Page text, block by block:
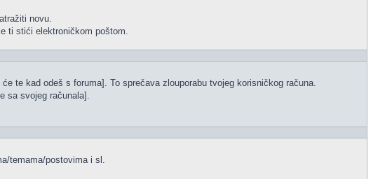
novu.
ti stići elektroničkom poštom.
te kad odeš s foruma]. To sprečava zlouporabu tvojeg korisničkog računa.
sa svojeg računala].
temama/postovima i sl.